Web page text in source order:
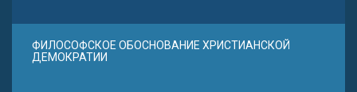
ФИЛОСОФСКОЕ ОБОСНОВАНИЕ ХРИСТИАНСКОЙ
ДЕМОКРАТИИ